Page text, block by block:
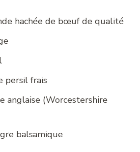
hachée de bœuf de qualité
persil frais
anglaise (Worcestershire
balsamique